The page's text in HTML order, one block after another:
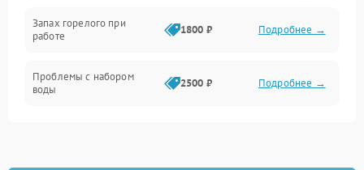
Запах горелого при
работе
1800 ₽ Подробнее →
Проблемы с набором
воды
2500 ₽ Подробнее →